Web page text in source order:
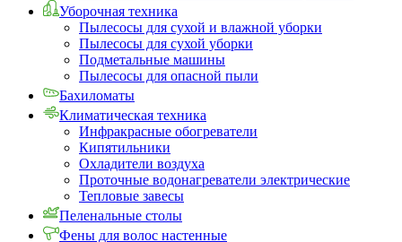
Уборочная техника
Пылесосы для сухой и влажной уборки
Пылесосы для сухой уборки
Подметальные машины
Пылесосы для опасной пыли
Бахиломаты
Климатическая техника
Инфракрасные обогреватели
Кипятильники
Охладители воздуха
Проточные водонагреватели электрические
Тепловые завесы
Пеленальные столы
Фены для волос настенные